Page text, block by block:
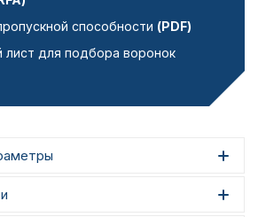
способности (PDF)
лист для подбора воронок